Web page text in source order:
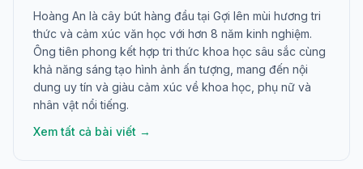
Hoàng An là cây bút hàng đầu tại Gợi lên mùi hương tri
thức và cảm xúc văn học với hơn 8 năm kinh nghiệm.
Ông tiên phong kết hợp tri thức khoa học sâu sắc cùng
khả năng sáng tạo hình ảnh ấn tượng, mang đến nội
dung uy tín và giàu cảm xúc về khoa học, phụ nữ và
nhân vật nổi tiếng.
Xem tất cả bài viết →